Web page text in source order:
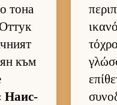
тона
към
На­ис­